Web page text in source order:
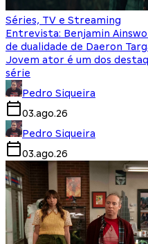
Séries, TV e Streaming
Entrevista: Benjamin
de dualidade de Daeron
Jovem ator é um dos
série
Pedro Siqueira
03.ago.26
Pedro Siqueira
03.ago.26